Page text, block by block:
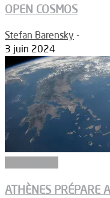
OPEN COSMOS
Stefan Barensky -
3 juin 2024
ATHÈNES PRÉPARE